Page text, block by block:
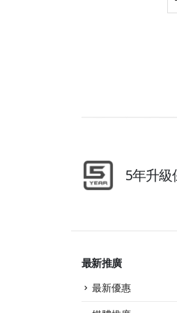
5年升級
最新推廣
最新優惠